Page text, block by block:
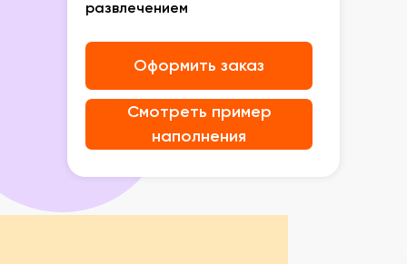
развлечением
Оформить заказ
Смотреть пример
наполнения